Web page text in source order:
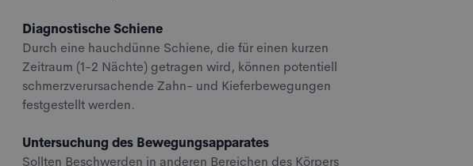
Diagnostische Schiene
Durch eine hauchdünne Schiene, die für einen kurzen
Zeitraum (1-2 Nächte) getragen wird, können potentiell
schmerzverursachende Zahn- und Kieferbewegungen
festgestellt werden.
Untersuchung des Bewegungsapparates
Sollten Beschwerden in anderen Bereichen des Körpers